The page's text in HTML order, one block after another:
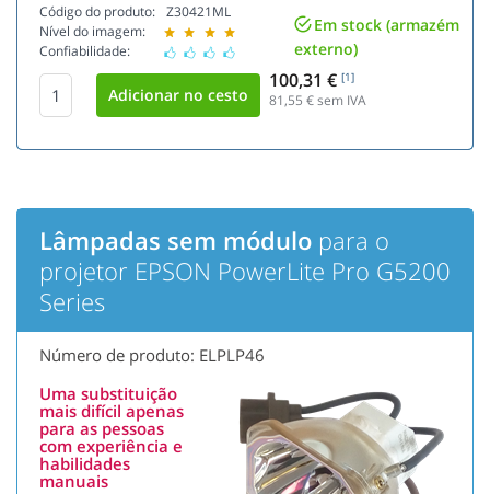
Código do produto:
Nível do imagem:
Confiabilidade:
Z30421ML
Em stock (armazém
externo)
100,31 € [1]
81,55 € sem IVA
Lâmpadas sem módulo para o
projetor EPSON PowerLite Pro G5200
Series
Número de produto: ELPLP46
Uma substituição
mais difícil apenas
para as pessoas
com experiência e
habilidades
manuais